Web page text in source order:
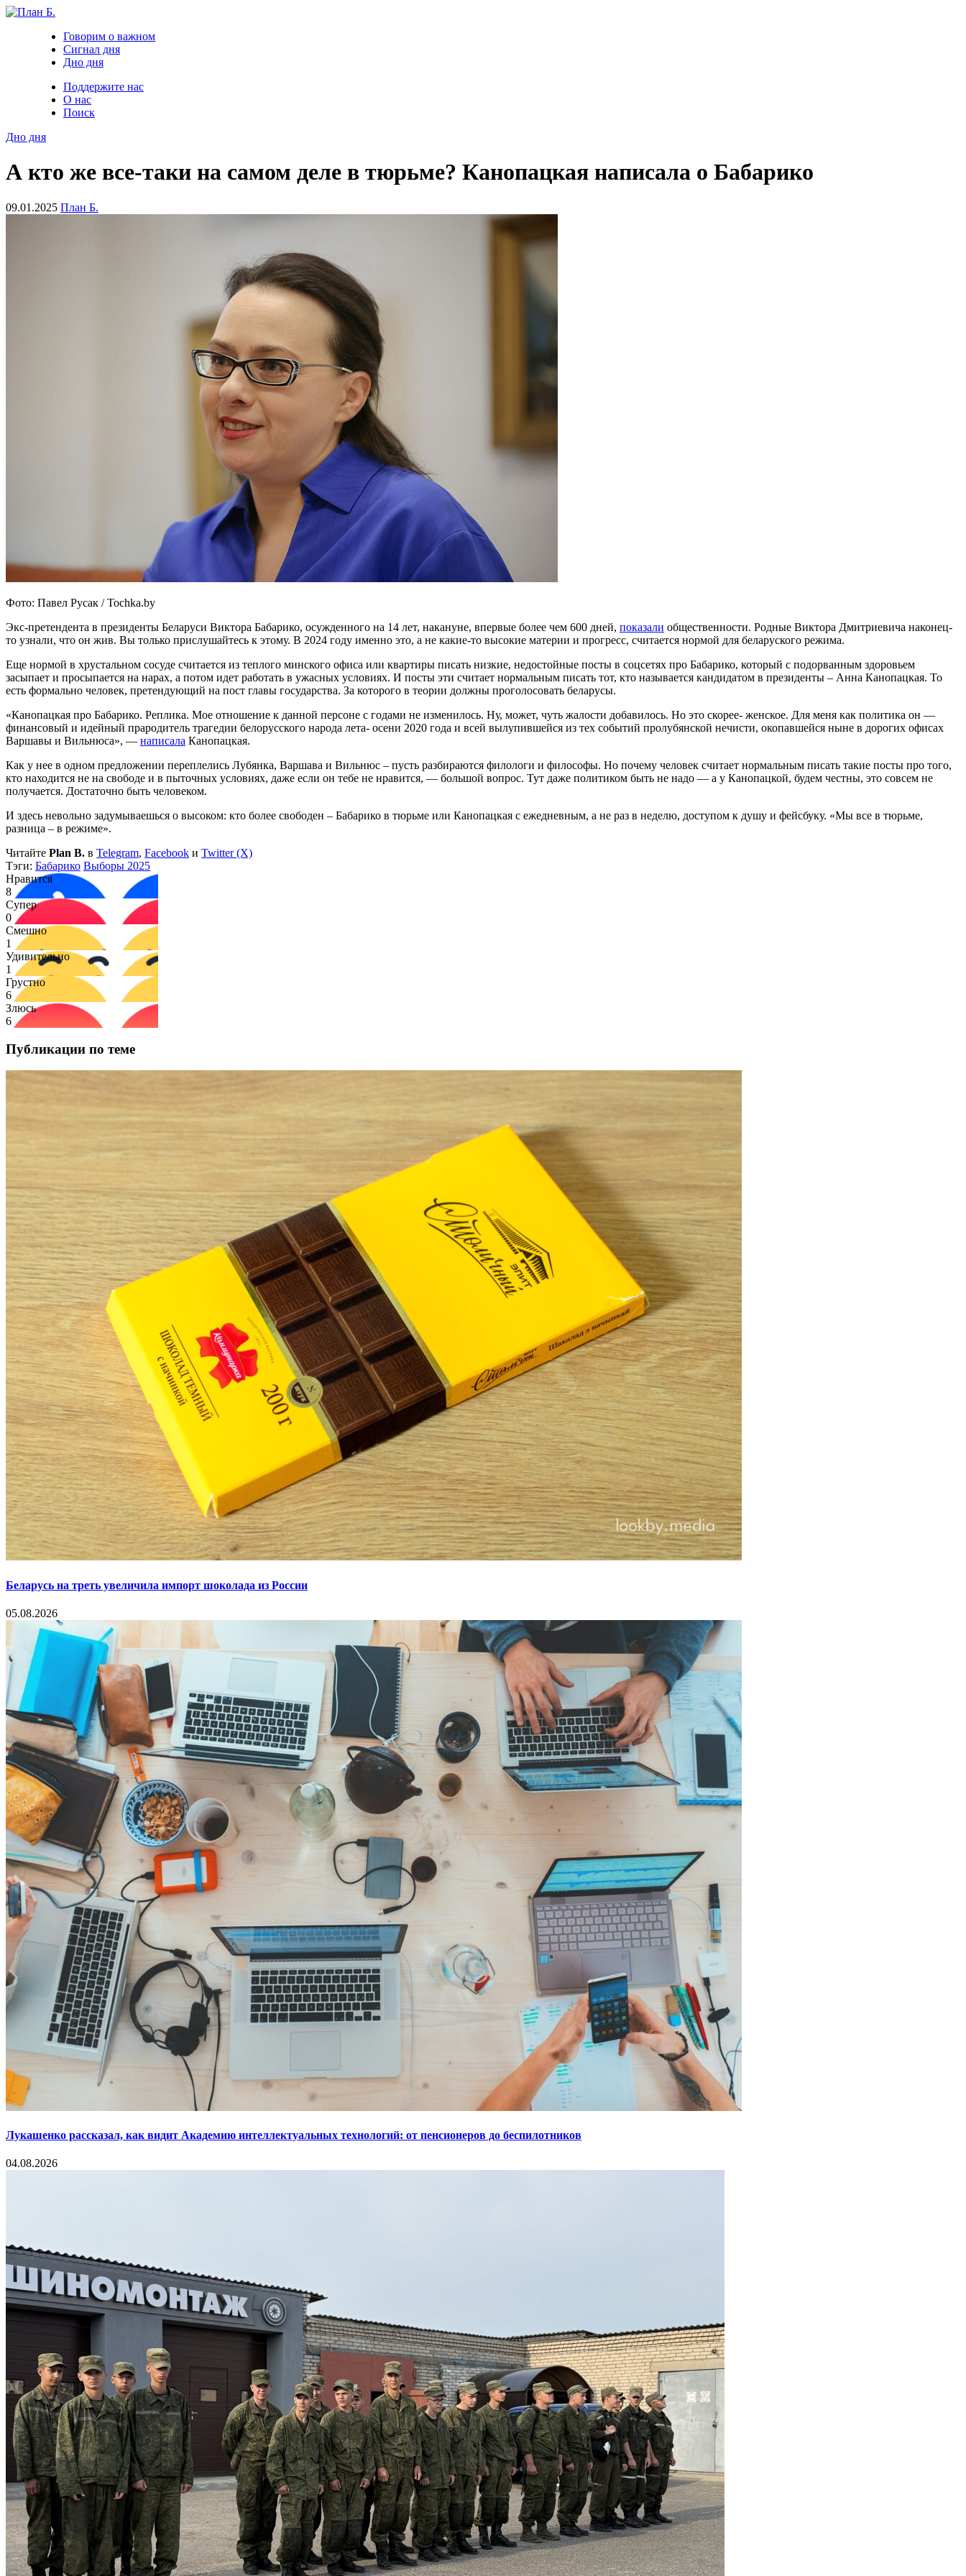
Говорим о важном
Сигнал дня
Дно дня
Поддержите нас
О нас
Поиск
Дно дня
А кто же все-таки на самом деле в тюрьме? Канопацкая написала о Бабарико
09.01.2025 План Б.
Фото: Павел Русак / Tochka.by
Экс-претендента в президенты Беларуси Виктора Бабарико, осужденного на 14 лет, накануне, впервые более чем 600 дней, показали общественности. Родные Виктора Дмитриевича наконец-
то узнали, что он жив. Вы только прислушайтесь к этому. В 2024 году именно это, а не какие-то высокие материи и прогресс, считается нормой для беларуского режима.
Еще нормой в хрустальном сосуде считается из теплого минского офиса или квартиры писать низкие, недостойные посты в соцсетях про Бабарико, который с подорванным здоровьем
засыпает и просыпается на нарах, а потом идет работать в ужасных условиях. И посты эти считает нормальным писать тот, кто называется кандидатом в президенты – Анна Канопацкая. То
есть формально человек, претендующий на пост главы государства. За которого в теории должны проголосовать беларусы.
«Канопацкая про Бабарико. Реплика. Мое отношение к данной персоне с годами не изменилось. Ну, может, чуть жалости добавилось. Но это скорее- женское. Для меня как политика он —
финансовый и идейный прародитель трагедии белорусского народа лета- осени 2020 года и всей вылупившейся из тех событий пролубянской нечисти, окопавшейся ныне в дорогих офисах
Варшавы и Вильнюса», — написала Канопацкая.
Как у нее в одном предложении переплелись Лубянка, Варшава и Вильнюс – пусть разбираются филологи и философы. Но почему человек считает нормальным писать такие посты про того,
кто находится не на свободе и в пыточных условиях, даже если он тебе не нравится, — большой вопрос. Тут даже политиком быть не надо — а у Канопацкой, будем честны, это совсем не
получается. Достаточно быть человеком.
И здесь невольно задумываешься о высоком: кто более свободен – Бабарико в тюрьме или Канопацкая с ежедневным, а не раз в неделю, доступом к душу и фейсбуку. «Мы все в тюрьме,
разница – в режиме».
Читайте Plan B. в Telegram, Facebook и Twitter (X)
Тэги: Бабарико Выборы 2025
Нравится
8
Супер
0
Смешно
1
Удивительно
1
Грустно
6
Злюсь
6
Публикации по теме
Беларусь на треть увеличила импорт шоколада из России
05.08.2026
Лукашенко рассказал, как видит Академию интеллектуальных технологий: от пенсионеров до беспилотников
04.08.2026